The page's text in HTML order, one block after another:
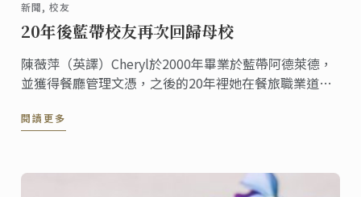
新聞, 校友
20年後藍帶校友再次回歸母校
陳薇萍（英譯）Cheryl於2000年畢業於藍帶阿德萊德，
並獲得餐廳管理文憑，之後的20年裡她在餐旅職業道路
事業，再次回到藍帶阿德萊德學習甜點證書課程。
閱讀更多